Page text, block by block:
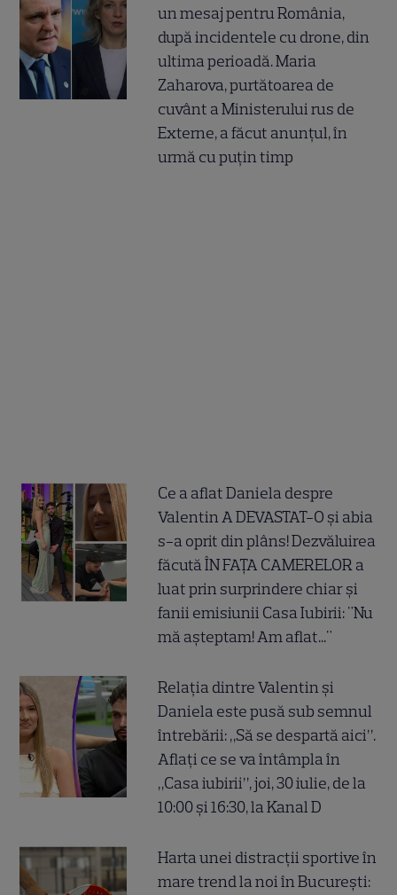
un mesaj pentru România,
după incidentele cu drone, din
ultima perioadă. Maria
Zaharova, purtătoarea de
cuvânt a Ministerului rus de
Externe, a făcut anunțul, în
urmă cu puțin timp
Ce a aflat Daniela despre
Valentin A DEVASTAT-O și abia
s-a oprit din plâns! Dezvăluirea
făcută ÎN FAȚA CAMERELOR a
luat prin surprindere chiar și
fanii emisiunii Casa Iubirii: "Nu
mă așteptam! Am aflat..."
Relația dintre Valentin și
Daniela este pusă sub semnul
întrebării: „Să se despartă aici”.
Aflați ce se va întâmpla în
„Casa iubirii”, joi, 30 iulie, de la
10:00 și 16:30, la Kanal D
Harta unei distracții sportive în
mare trend la noi în București: